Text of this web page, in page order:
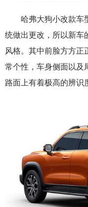
哈弗大狗小改款车型
统做出更改，所以新车
风格。其中前脸方方正
常个性，车身侧面以及
路面上有着极高的辨识